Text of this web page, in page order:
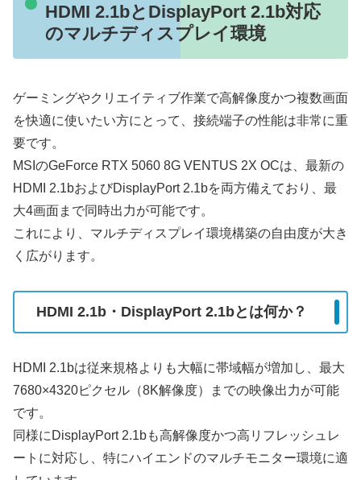
HDMI 2.1bとDisplayPort 2.1b対応
のマルチディスプレイ環境
ゲーミングやクリエイティブ作業で高解像度かつ複数画面
を快適に使いたい方にとって、接続端子の性能は非常に重
要です。
MSIのGeForce RTX 5060 8G VENTUS 2X OCは、最新の
HDMI 2.1bおよびDisplayPort 2.1bを両方備えており、最
大4画面まで同時出力が可能です。
これにより、マルチディスプレイ環境構築の自由度が大き
く広がります。
HDMI 2.1b・DisplayPort 2.1bとは何か？
HDMI 2.1bは従来規格よりも大幅に帯域幅が増加し、最大
7680×4320ピクセル（8K解像度）までの映像出力が可能
です。
同様にDisplayPort 2.1bも高解像度かつ高リフレッシュレ
ートに対応し、特にハイエンドのマルチモニター環境に適